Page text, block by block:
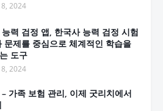
2024
력 검정 앱, 한국사 능력 검정 시험
문제를 중심으로 체계적인 학습을
도구
2024
가족 보험 관리, 이제 굿리치에서